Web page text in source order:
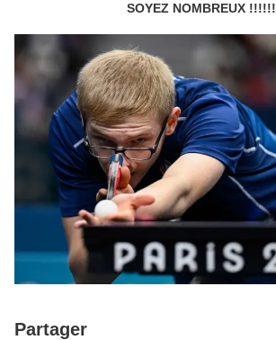
SOYEZ NOMBREUX !!!!!!
Partager